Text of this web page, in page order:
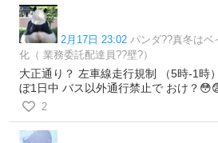
2月17日 23:02 パンダ??真冬はベ
化（ 業務委託配達員??壁?）
大正通り？ 左車線走行規制 （5時-1時
ぼ1日中 バス以外通行禁止で おけ？
2